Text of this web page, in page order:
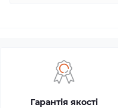
Гарантія якості